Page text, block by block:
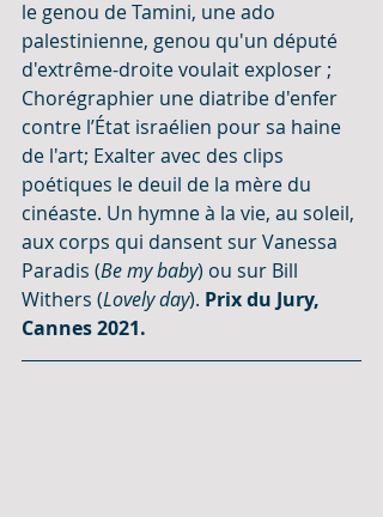
le genou de Tamini, une ado
palestinienne, genou qu'un député
d'extrême-droite voulait exploser ;
Chorégraphier une diatribe d'enfer
contre l’État israélien pour sa haine
de l'art; Exalter avec des clips
poétiques le deuil de la mère du
cinéaste. Un hymne à la vie, au soleil,
aux corps qui dansent sur Vanessa
Paradis (Be my baby) ou sur Bill
Withers (Lovely day). Prix du Jury,
Cannes 2021.